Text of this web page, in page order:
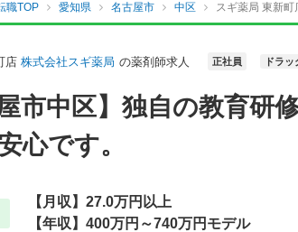
職TOP 愛知県 名古屋市 中区 スギ薬局 東新
店 株式会社スギ薬局 の薬剤師求人 正社員 ドラッ
屋市中区】独自の教育
心です。
【月収】27.0万円以上
【年収】400万円～740万円モデル